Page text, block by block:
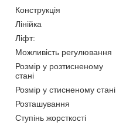
Конструкція
Лінійка
Ліфт:
Можливість регулювання
Розмір у розтисненому
стані
Розмір у стисненому стані
Розташування
Ступінь жорсткості